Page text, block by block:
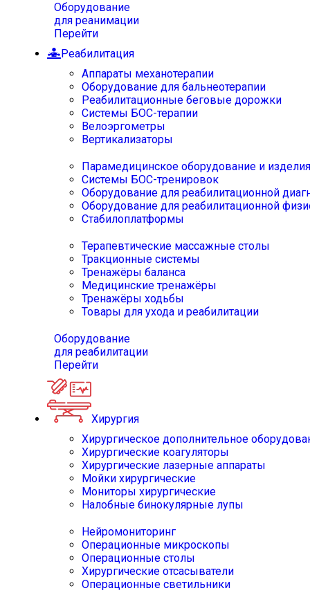
Оборудование
для реанимации
Перейти
Реабилитация
Аппараты механотерапии
Оборудование для бальнеотерапии
Реабилитационные беговые дорожки
Системы БОС-терапии
Велоэргометры
Вертикализаторы
Парамедицинское оборудование и изделия
Системы БОС-тренировок
Оборудование для реабилитационной
Оборудование для реабилитационной
Стабилоплатформы
Терапевтические массажные столы
Тракционные системы
Тренажёры баланса
Медицинские тренажёры
Тренажёры ходьбы
Товары для ухода и реабилитации
Оборудование
для реабилитации
Перейти
Хирургия
Хирургическое дополнительное
Хирургические коагуляторы
Хирургические лазерные аппараты
Мойки хирургические
Мониторы хирургические
Налобные бинокулярные лупы
Нейромониторинг
Операционные микроскопы
Операционные столы
Хирургические отсасыватели
Операционные светильники